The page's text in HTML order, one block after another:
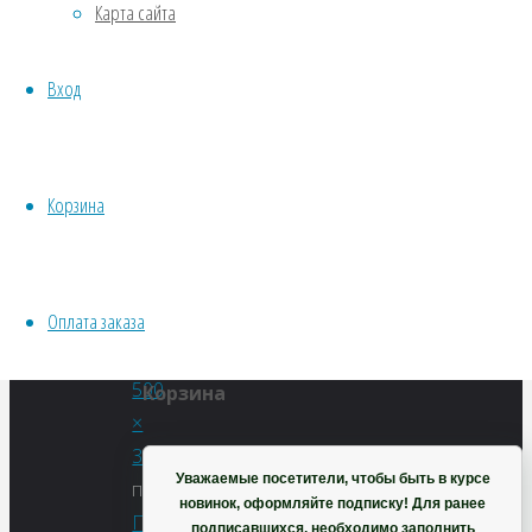
Карта сайта
Вход
Корзина
Оплата заказаПолный
500
×
333
пикселей
Платан
Водные
Весь перечень семян магазина
Кашпо, горшки
Корзина
Уважаемые посетители, чтобы быть в курсе
новинок, оформляйте подписку! Для ранее